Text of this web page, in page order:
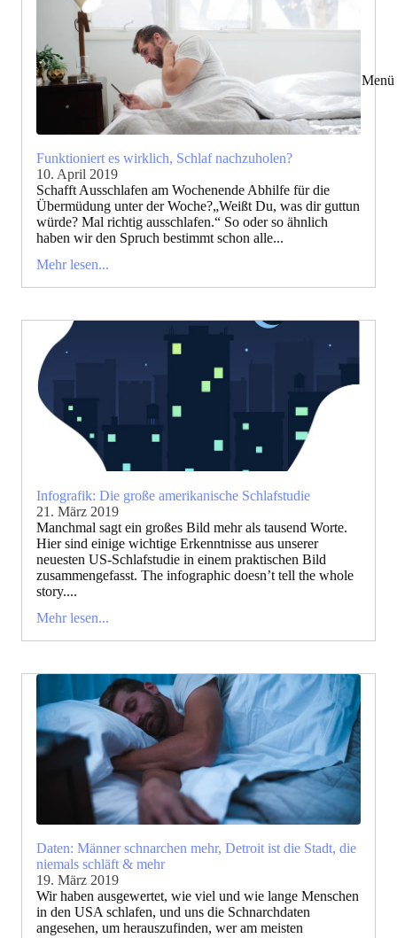
Menü
Funktioniert es wirklich, Schlaf nachzuholen?
10. April 2019
Schafft Ausschlafen am Wochenende Abhilfe für die
Übermüdung unter der Woche?„Weißt Du, was dir guttun
würde? Mal richtig ausschlafen.“ So oder so ähnlich
haben wir den Spruch bestimmt schon alle...
Mehr lesen...
Infografik: Die große amerikanische Schlafstudie
21. März 2019
Manchmal sagt ein großes Bild mehr als tausend Worte.
Hier sind einige wichtige Erkenntnisse aus unserer
neuesten US-Schlafstudie in einem praktischen Bild
zusammengefasst. The infographic doesn’t tell the whole
story....
Mehr lesen...
Daten: Männer schnarchen mehr, Detroit ist die Stadt, die
niemals schläft & mehr
19. März 2019
Wir haben ausgewertet, wie viel und wie lange Menschen
in den USA schlafen, und uns die Schnarchdaten
angesehen, um herauszufinden, wer am meisten